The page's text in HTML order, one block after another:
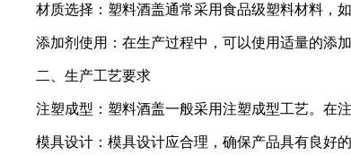
材质选择：塑料酒盖通常采用食品级塑料材料，
添加剂使用：在生产过程中，可以使用适量的添
二、生产工艺要求
注塑成型：塑料酒盖一般采用注塑成型工艺。在
模具设计：模具设计应合理，确保产品具有良好